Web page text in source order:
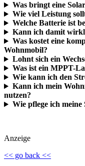
Was bringt eine
Wie viel Leistung
Welche Batterie ist
Kann ich damit
Was kostet eine
Wohnmobil?
Lohnt sich ein
Was ist ein MPPT-
Wie kann ich den
Kann ich mein
nutzen?
Wie pflege ich
Anzeige
<< go back <<